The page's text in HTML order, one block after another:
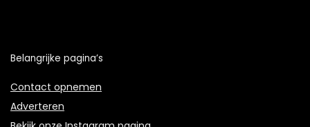
Belangrijke pagina’s
Contact opnemen
Adverteren